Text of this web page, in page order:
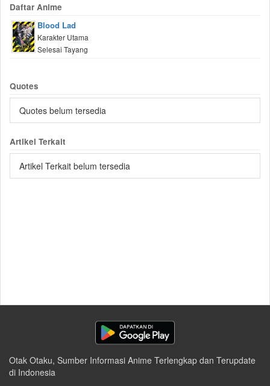
Daftar Anime
Blood Lad
Karakter Utama
Selesai Tayang
Quotes
Quotes belum tersedia
Artikel Terkait
Artikel Terkait belum tersedia
Otak Otaku, Sumber Informasi Anime Terlengkap dan Terupdate
di Indonesia